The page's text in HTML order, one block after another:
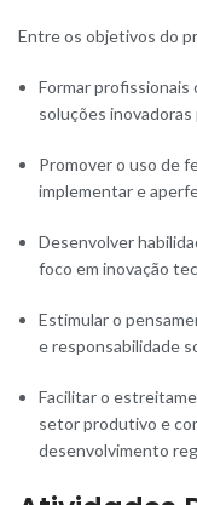
Entre os objetivos do
Formar profissionais
soluções
Promover o uso de
implementar e
Desenvolver
foco em inovação
Estimular o
e responsabilidade
Facilitar o
setor produtivo e
desenvolvimento